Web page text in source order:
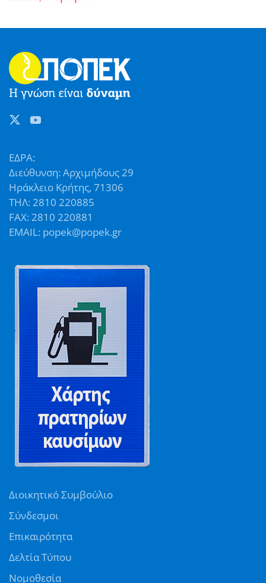
ΕΔΡΑ:
Διεύθυνση: Αρχιμήδους 29
Ηράκλειο Κρήτης, 71306
ΤΗΛ: 2810 220885
FAX: 2810 220881
EMAIL: popek@popek.gr
Διοικητικό Συμβούλιο
Σύνδεσμοι
Επικαιρότητα
Δελτία Τύπου
Νομοθεσία